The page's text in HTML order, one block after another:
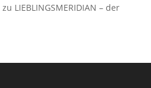
zu LIEBLINGSMERIDIAN – der